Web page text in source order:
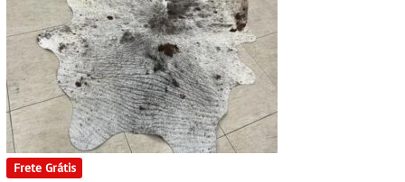
Frete Grátis